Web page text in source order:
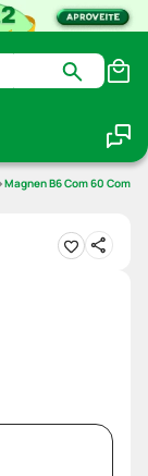
Magnen B6 Com 60